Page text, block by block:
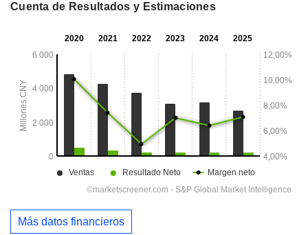
Cuenta de Resultados y Estimaciones
Más datos financieros